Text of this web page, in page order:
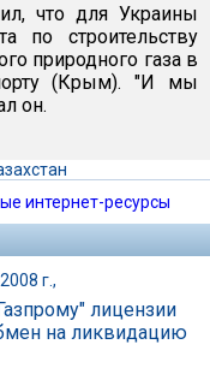
что для Украины
по строительству
природного газа в
(Крым). "И мы
он.
интернет-ресурсы
г.,
лицензии
на ликвидацию